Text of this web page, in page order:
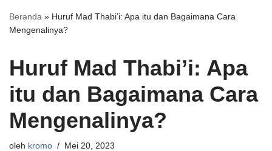
Beranda » Huruf Mad Thabi’i: Apa itu dan Bagaimana Cara
Mengenalinya?
Huruf Mad Thabi’i: Apa
itu dan Bagaimana Cara
Mengenalinya?
oleh kromo Mei 20, 2023